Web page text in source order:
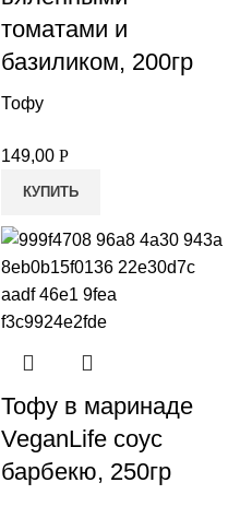
томатами и
базиликом, 200гр
Тофу
149,00 Р
КУПИТЬ
Тофу в маринаде
VeganLife соус
барбекю, 250гр